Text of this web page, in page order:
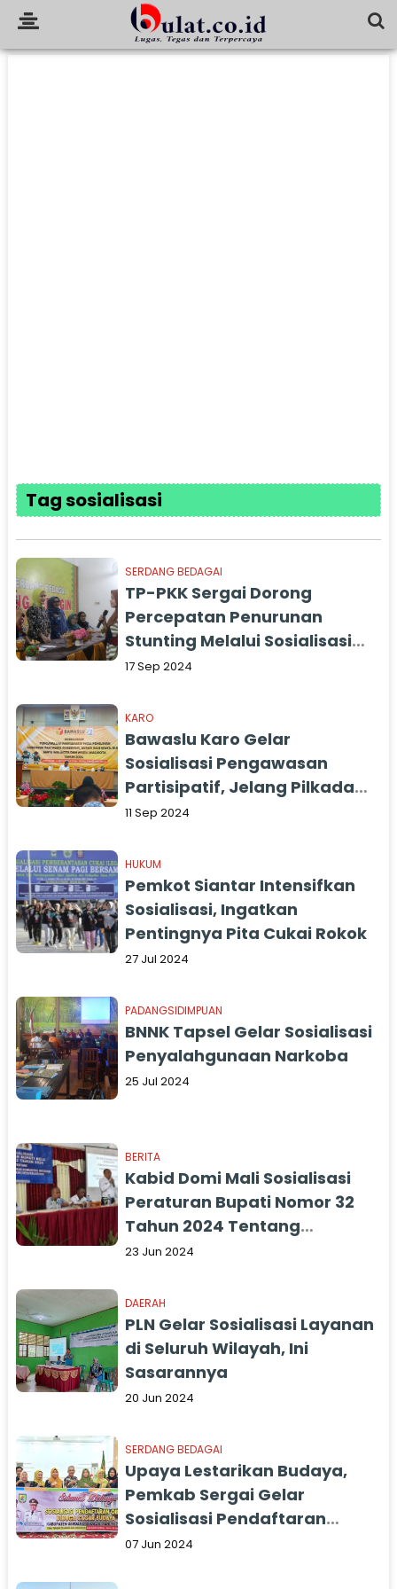
Tag sosialisasi
SERDANG BEDAGAI
TP-PKK Sergai Dorong
Percepatan Penurunan
Stunting Melalui Sosialisasi
PPKS-Satyagatra
17 Sep 2024
KARO
Bawaslu Karo Gelar
Sosialisasi Pengawasan
Partisipatif, Jelang Pilkada
2024
11 Sep 2024
HUKUM
Pemkot Siantar Intensifkan
Sosialisasi, Ingatkan
Pentingnya Pita Cukai Rokok
27 Jul 2024
PADANGSIDIMPUAN
BNNK Tapsel Gelar Sosialisasi
Penyalahgunaan Narkoba
25 Jul 2024
BERITA
Kabid Domi Mali Sosialisasi
Peraturan Bupati Nomor 32
Tahun 2024 Tentang
Pembentukan KIM
23 Jun 2024
DAERAH
PLN Gelar Sosialisasi Layanan
di Seluruh Wilayah, Ini
Sasarannya
20 Jun 2024
SERDANG BEDAGAI
Upaya Lestarikan Budaya,
Pemkab Sergai Gelar
Sosialisasi Pendaftaran
ODCB
07 Jun 2024